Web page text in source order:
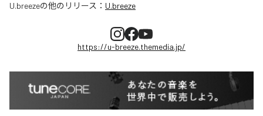
U.breezeの他のリリース： U.breeze
https://u-breeze.themedia.jp/